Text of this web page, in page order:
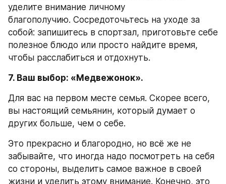
уделите внимание личному
благополучию. Сосредоточьтесь на уходе за
собой: запишитесь в спортзал, приготовьте себе
полезное блюдо или просто найдите время,
чтобы расслабиться и отдохнуть.
7. Ваш выбор: «Медвежонок».
Для вас на первом месте семья. Скорее всего,
вы настоящий семьянин, который думает о
других больше, чем о себе.
Это прекрасно и благородно, но всё же не
забывайте, что иногда надо посмотреть на себя
со стороны, выделить самое важное в своей
жизни и уделить этому внимание. Конечно, это